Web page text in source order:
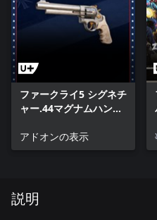
ファークライ5 シグネチ
ャー.44マグナムハンド
アドオンの表示
説明